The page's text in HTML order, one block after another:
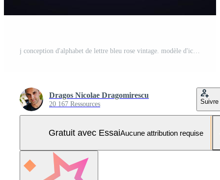
j conception d'alphabet de lettre bleu rose vintage. modèle d'icône de logo créatif pour entreprise et entreprise Vecteur Pro et SVG Pro
Dragos Nicolae Dragomirescu
20 167 Ressources Suivre
Gratuit avec EssaiAucune attribution requise